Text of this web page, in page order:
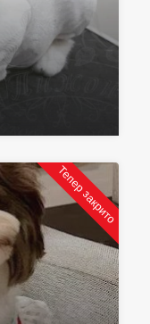
Тепер закрито